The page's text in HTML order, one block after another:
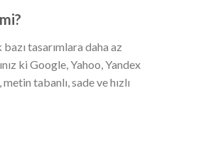
tasarımlara daha az
ki Google, Yahoo, Yandex
tabanlı, sade ve hızlı